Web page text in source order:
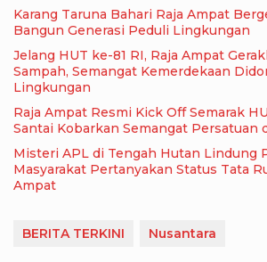
Karang Taruna Bahari Raja Ampat
Bangun Generasi Peduli Lingkungan
Jelang HUT ke-81 RI, Raja Ampat
Sampah, Semangat Kemerdekaan
Lingkungan
Raja Ampat Resmi Kick Off Semarak
Santai Kobarkan Semangat Persatuan
Misteri APL di Tengah Hutan Lindung
Masyarakat Pertanyakan Status Tata
Ampat
BERITA TERKINI Nusantara